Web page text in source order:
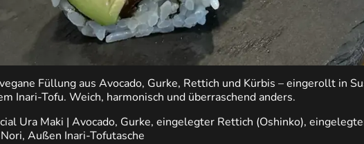
Füllung aus Avocado, Gurke, Rettich und Kürbis – eingerollt in
Inari-Tofu. Weich, harmonisch und überraschend anders.
Ura Maki | Avocado, Gurke, eingelegter Rettich (Oshinko),
Außen Inari-Tofutasche